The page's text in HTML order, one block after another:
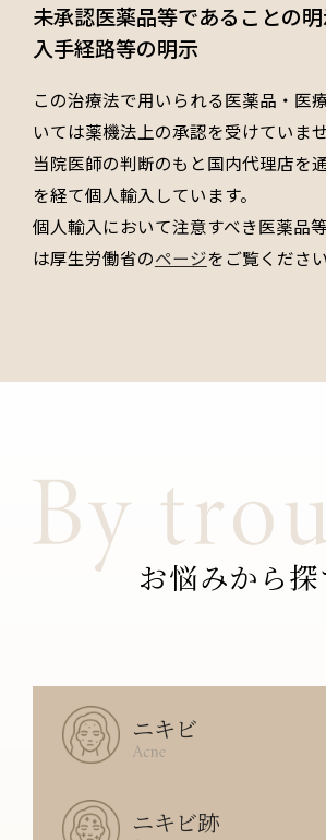
未承認医薬品等であることの明
入手経路等の明示
この治療法で用いられる医薬品・医
いては薬機法上の承認を受けていませ
当院医師の判断のもと国内代理店を
を経て個人輸入しています。
個人輸入において注意すべき医薬品
は厚生労働省のページをご覧ください
お悩みから探
ニキビ
ニキビ跡